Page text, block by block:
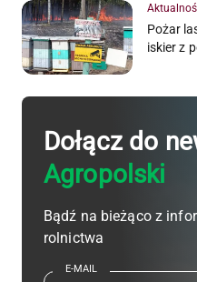
Pożar
iskier z
Dołącz do
Agropolski
Bądź na bieżąco z
rolnictwa
E-MAIL